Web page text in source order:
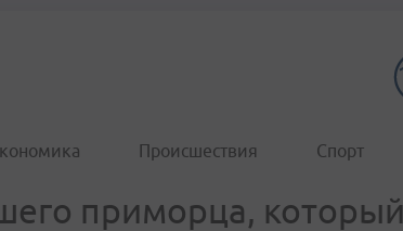
Происшествия Спорт
приморца, который